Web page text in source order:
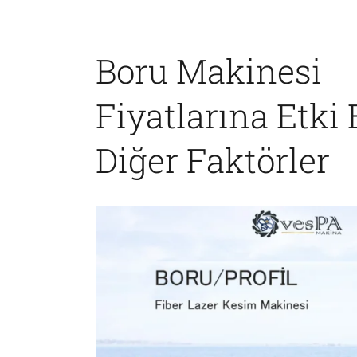
Boru Makinesi
Fiyatlarına Etki
Diğer Faktörler